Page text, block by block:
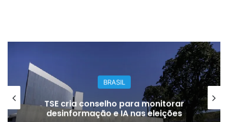
BRASIL
TSE cria conselho para monitorar
desinformação e IA nas eleições